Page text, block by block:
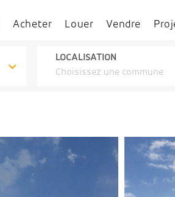
LOCALISATION
Choisissez une commune
Acheter Louer Vendre